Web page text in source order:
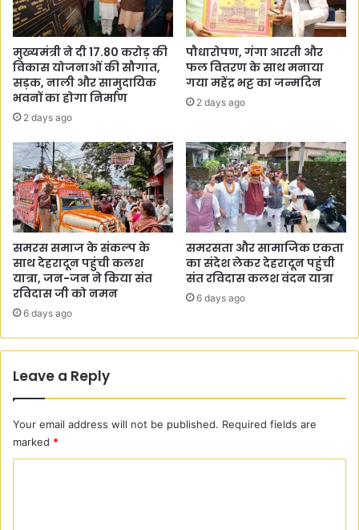
ण
कि
या
।
त
व्य
स्था
के
स
में
अ
धि
का
रि
यों
के
सा
थ
बै
ठ
मुख्यमंत्री ने दी 17.80 करोड़ की
विकास योजनाओं की सौगात,
सड़क, नाली और सामुदायिक
भवनों का होगा निर्माण
2 days ago
पौधारोपण, गंगा आरती और
फल वितरण के साथ मनाया
गया महेंद्र भट्ट का जन्मदिन
2 days ago
समरस समाज के संकल्प के
साथ देहरादून पहुंची कलश
यात्रा, जन-जन ने किया संत
रविदास जी को नमन
6 days ago
समरसता और सामाजिक एकता
का संदेश लेकर देहरादून पहुंची
संत रविदास कलश वंदन यात्रा
6 days ago
Leave a Reply
Your email address will not be published. Required fields are
marked *